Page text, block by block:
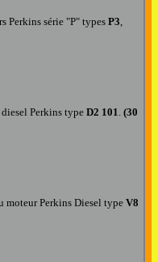
s Perkins série "P" types P3,
Perkins type D2 101. (30
Perkins Diesel type V8